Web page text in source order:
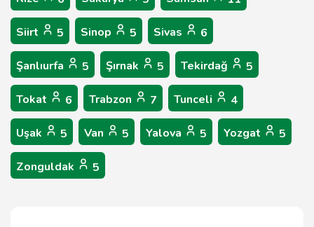
Siirt 5 Sinop 5 Sivas 6
Şanlıurfa 5 Şırnak 5 Tekirdağ 5
Tokat 6 Trabzon 7 Tunceli 4
Uşak 5 Van 5 Yalova 5 Yozgat 5
Zonguldak 5